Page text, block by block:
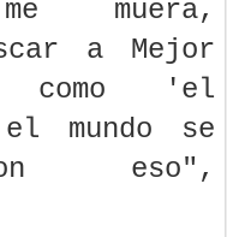
muera,
a Mejor
como 'el
mundo se
eso",